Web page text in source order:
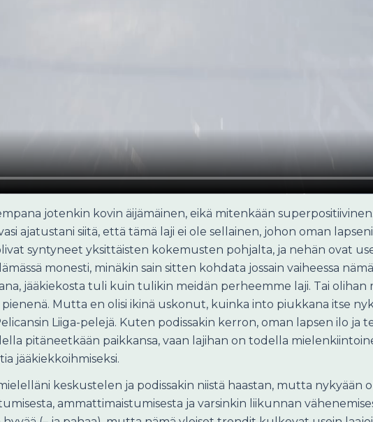
jotenkin kovin äijämäinen, eikä mitenkään
ajatustani siitä, että tämä laji ei ole sellainen, johon oman
syntyneet yksittäisten kokemusten pohjalta, ja nehän ovat
monesti, minäkin sain sitten kohdata jossain vaiheessa
jääkiekosta tuli kuin tulikin meidän perheemme laji. Tai
Mutta en olisi ikinä uskonut, kuinka into piukkana itse
Liiga-pelejä. Kuten podissakin kerron, oman lapsen ilo
pitäneetkään paikkansa, vaan lajihan on todella
jääkiekkoihmiseksi.
keskustelen ja podissakin niistä haastan, mutta
ammattimaistumisesta ja varsinkin liikunnan